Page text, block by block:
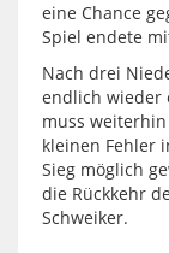
eine Chance
Spiel endete
Nach drei
endlich wieder
muss
kleinen Fehler
Sieg möglich
die Rückkehr
Schweiker.